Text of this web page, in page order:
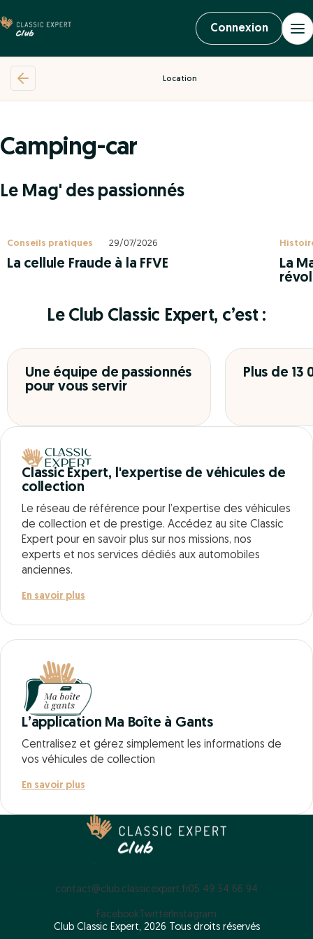
Connexion
Camping-car
Location
Le Mag' des passionnés
Conseils pratiques 29/07/2026
La cellule Fraude à la FFVE
La
Le Club Classic Expert, c’est :
Une équipe de passionnés
pour vous servir
Plus de 13
Classic Expert, l'expertise de véhicules de
collection
Le réseau de référence pour l’expertise des véhicules
de collection et de prestige. Accédez au site Classic
Expert pour en savoir plus sur nos missions, nos
experts et nos services dédiés aux automobiles
anciennes.
En savoir plus
L’application Ma Boîte à Gants
Centralisez et gérez simplement les informations de
vos véhicules de collection
En savoir plus
contact@club.classicexpert.fr05 49 34 66 94
Facebook TwitterInstagram
Club Classic Expert, 2026 Tous droits réservés